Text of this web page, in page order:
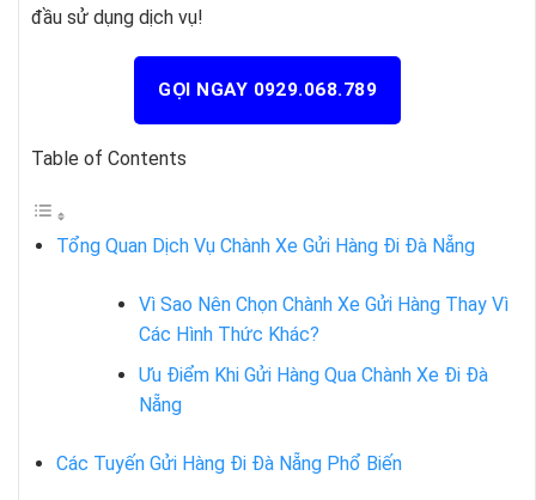
đầu sử dụng dịch vụ!
GỌI NGAY 0929.068.789
Table of Contents
Tổng Quan Dịch Vụ Chành Xe Gửi Hàng Đi Đà Nẵng
Vì Sao Nên Chọn Chành Xe Gửi Hàng Thay Vì
Các Hình Thức Khác?
Ưu Điểm Khi Gửi Hàng Qua Chành Xe Đi Đà
Nẵng
Các Tuyến Gửi Hàng Đi Đà Nẵng Phổ Biến